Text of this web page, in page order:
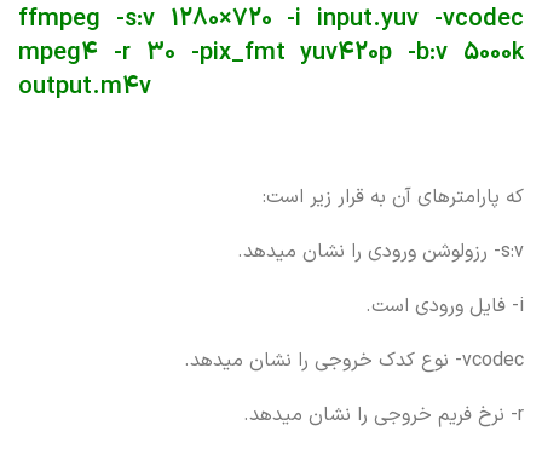
ffmpeg -s:v 1280×720 -i input.yuv -vcodec
mpeg4 -r 30 -pix_fmt yuv420p -b:v 5000k
output.m4v
که پارامترهای آن به قرار زیر است:
s:v- رزولوشن ورودی را نشان میدهد.
i- فایل ورودی است.
vcodec- نوع کدک خروجی را نشان میدهد.
r- نرخ فریم خروجی را نشان میدهد.